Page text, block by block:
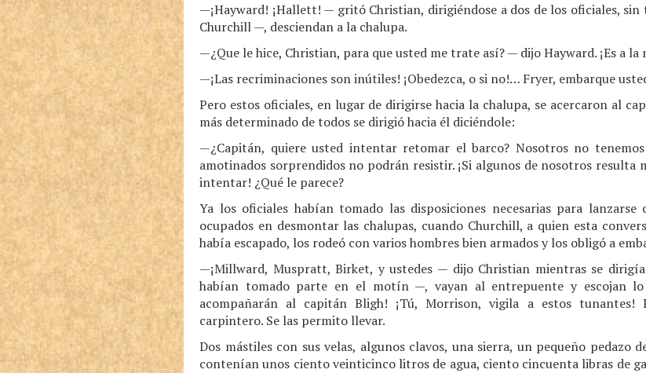
—¡Hayward! ¡Hallett! — gritó Christian, dirigiéndose a dos de los oficiales, sin
Churchill —, desciendan a la chalupa.
—¿Que le hice, Christian, para que usted me trate así? — dijo Hayward. ¡Es a la
—¡Las recriminaciones son inútiles! ¡Obedezca, o si no!… Fryer, embarque
Pero estos oficiales, en lugar de dirigirse hacia la chalupa, se acercaron al
más determinado de todos se dirigió hacia él diciéndole:
—¿Capitán, quiere usted intentar retomar el barco? Nosotros no
amotinados sorprendidos no podrán resistir. ¡Si algunos de nosotros resulta
intentar! ¿Qué le parece?
Ya los oficiales habían tomado las disposiciones necesarias para
ocupados en desmontar las chalupas, cuando Churchill, a quien esta
había escapado, los rodeó con varios hombres bien armados y los obligó a
—¡Millward, Muspratt, Birket, y ustedes — dijo Christian mientras se
habían tomado parte en el motín —, vayan al entrepuente y escojan lo
acompañarán al capitán Bligh! ¡Tú, Morrison, vigila a estos tunantes!
carpintero. Se las permito llevar.
Dos mástiles con sus velas, algunos clavos, una sierra, un pequeño pedazo
contenían unos ciento veinticinco litros de agua, ciento cincuenta libras de